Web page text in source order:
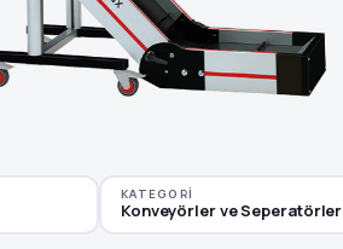
KATEGORI
Konveyörler ve Seperatörler